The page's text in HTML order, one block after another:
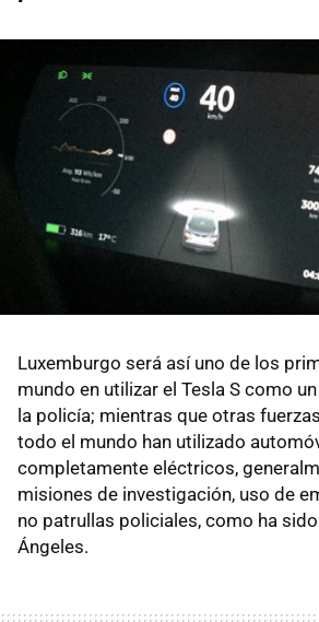
Luxemburgo será así uno de los
mundo en utilizar el Tesla S como
la policía; mientras que otras
todo el mundo han utilizado
completamente eléctricos,
misiones de investigación, uso de
no patrullas policiales, como ha
Ángeles.